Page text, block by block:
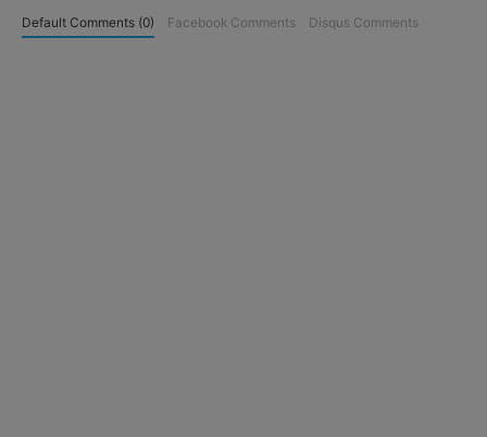
Default Comments (0) Facebook Comments Disqus Comments